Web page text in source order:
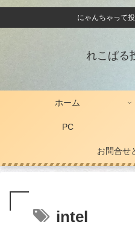
にゃんちゃって
れこぱる
ホーム
PC
お問合せ
intel